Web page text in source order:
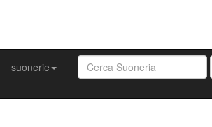
suonerie